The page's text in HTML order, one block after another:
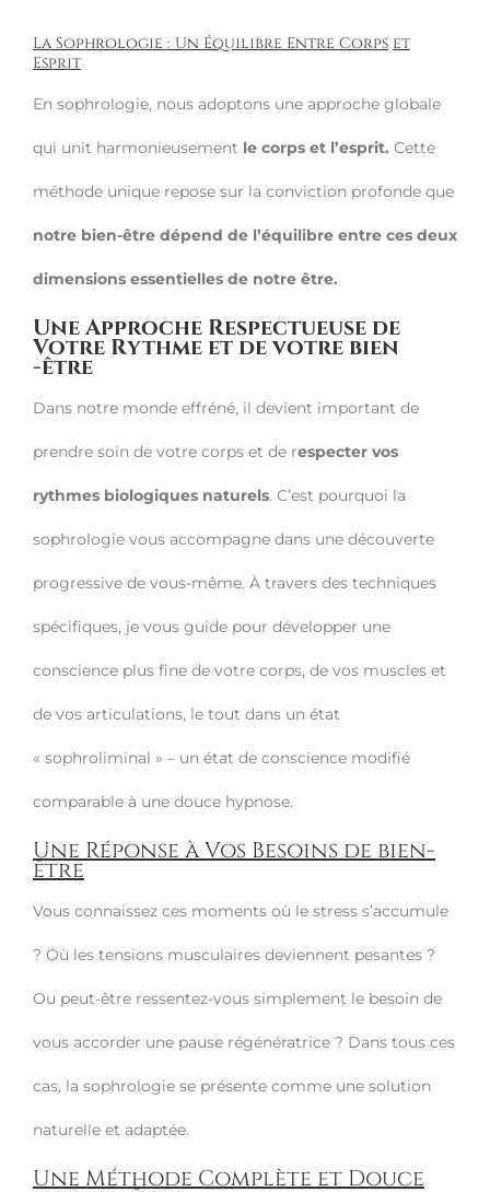
La Sophrologie : Un Équilibre Entre Corps et
Esprit
En sophrologie, nous adoptons une approche globale
qui unit harmonieusement le corps et l’esprit. Cette
méthode unique repose sur la conviction profonde que
notre bien-être dépend de l’équilibre entre ces deux
dimensions essentielles de notre être.
Une Approche Respectueuse de
Votre Rythme et de votre bien
-être
Dans notre monde effréné, il devient important de
prendre soin de votre corps et de respecter vos
rythmes biologiques naturels. C’est pourquoi la
sophrologie vous accompagne dans une découverte
progressive de vous-même. À travers des techniques
spécifiques, je vous guide pour développer une
conscience plus fine de votre corps, de vos muscles et
de vos articulations, le tout dans un état
« sophroliminal » – un état de conscience modifié
comparable à une douce hypnose.
Une Réponse à Vos Besoins de bien-
être
Vous connaissez ces moments où le stress s’accumule
? Où les tensions musculaires deviennent pesantes ?
Ou peut-être ressentez-vous simplement le besoin de
vous accorder une pause régénératrice ? Dans tous ces
cas, la sophrologie se présente comme une solution
naturelle et adaptée.
Une Méthode Complète et Douce